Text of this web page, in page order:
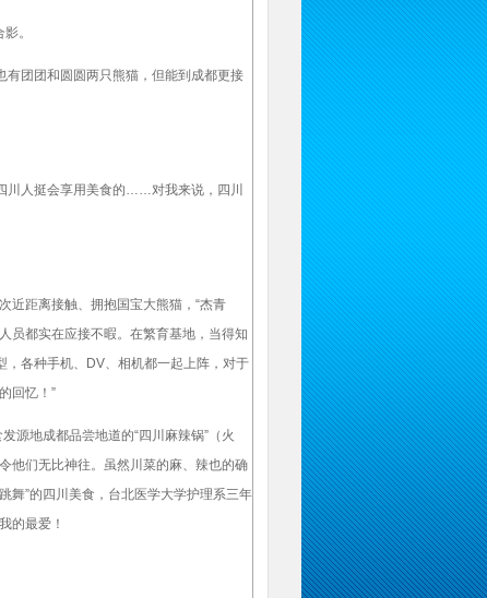
。
团团和圆圆两只熊猫，但能到成都更接
人挺会享用美食的……对我来说，四川
距离接触、拥抱国宝大熊猫，“杰青
员都实在应接不暇。在繁育基地，当得知
各种手机、DV、相机都一起上阵，对于
回忆！”
地成都品尝地道的“四川麻辣锅”（火
他们无比神往。虽然川菜的麻、辣也的确
舞”的四川美食，台北医学大学护理系三年
的最爱！